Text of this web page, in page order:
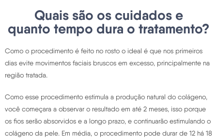
Quais são os cuidados e
quanto tempo dura o tratamento?
Como o procedimento é feito no rosto o ideal é que nos primeiros
dias evite movimentos faciais bruscos em excesso, principalmente na
região tratada.
Como esse procedimento estimula a produção natural do colágeno,
você começara a observar o resultado em até 2 meses, isso porque
os fios serão absorvidos e a longo prazo, e continuarão estimulando o
colágeno da pele. Em média, o procedimento pode durar de 12 há 18